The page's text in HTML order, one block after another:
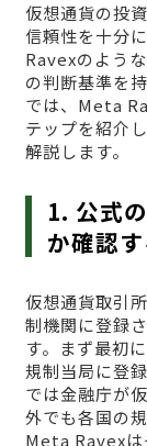
仮想通貨の投
信頼性を十分
Ravexのよう
の判断基準を
では、Meta
テップを紹介
解説します。
1. 公式
か確認す
仮想通貨取引
制機関に登録
す。まず最初
規制当局に登
では金融庁が
外でも各国の
Meta Ravexは